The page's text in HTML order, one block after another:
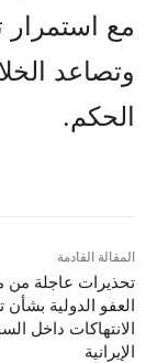
مع استمرار
وتصاعد
الحكم.
المقالة القادمة
تحذيرات عاجلة من
العفو الدولية بشأن
الانتهاكات داخل
الإيرانية